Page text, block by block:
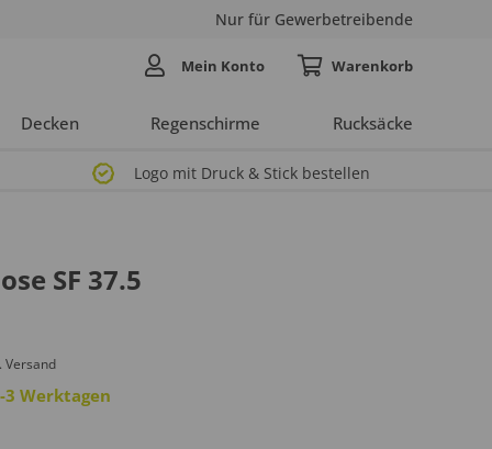
Nur für Gewerbetreibende
Decken Regenschirme Rucksäcke
Mein Konto
Logo mit Druck & Stick bestellen
SF 37.5
Versand
Werktagen